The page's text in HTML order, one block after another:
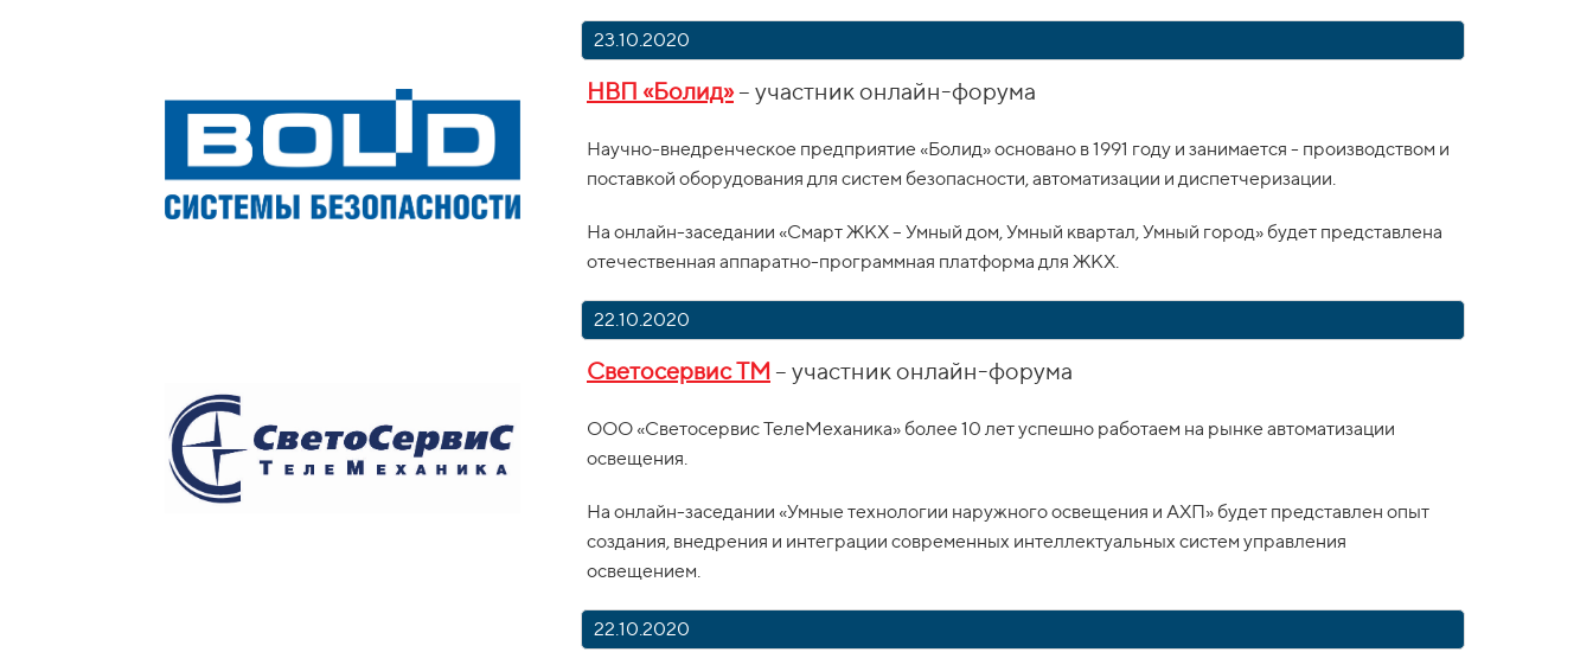
23.10.2020
НВП «Болид» – участник онлайн-форума
Научно-внедренческое предприятие «Болид» основано в 1991 году и занимается - производством и
поставкой оборудования для систем безопасности, автоматизации и диспетчеризации.
На онлайн-заседании «Смарт ЖКХ – Умный дом, Умный квартал, Умный город» будет представлена
отечественная аппаратно-программная платформа для ЖКХ.
22.10.2020
Светосервис ТМ – участник онлайн-форума
ООО «Светосервис ТелеМеханика» более 10 лет успешно работаем на рынке автоматизации
освещения.
На онлайн-заседании «Умные технологии наружного освещения и АХП» будет представлен опыт
создания, внедрения и интеграции современных интеллектуальных систем управления
освещением.
22.10.2020